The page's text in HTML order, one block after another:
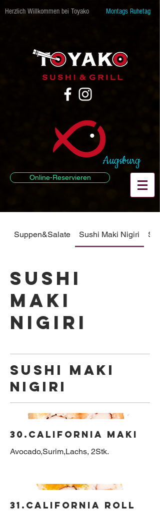
Herzlich Willkommen bei Toyako Montags Ruhetag
Augsburg
Online-Reservieren
Suppen&Salate Sushi Maki Nigiri
Sushi
Maki
Nigiri
Sushi Maki
Nigiri
30.California Maki
31.California Roll